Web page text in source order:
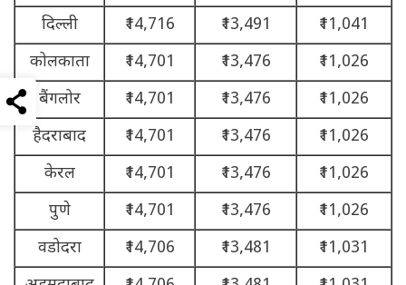
दिल्ली
₹14,716 ₹13,491
₹11,041
कोलकाता
₹14,701 ₹13,476
₹11,026
बैंगलोर
₹14,701 ₹13,476
₹11,026
हैदराबाद
₹14,701 ₹13,476
₹11,026
केरल
₹14,701 ₹13,476
₹11,026
पुणे
₹14,701 ₹13,476
₹11,026
वडोदरा
₹14,706 ₹13,481
₹11,031